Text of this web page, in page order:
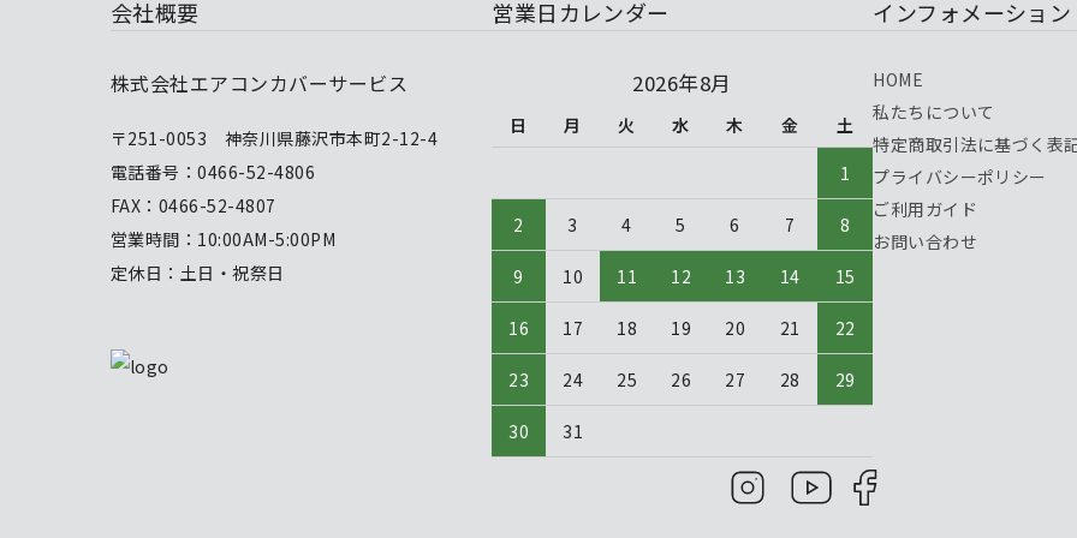
会社概要
株式会社エアコンカバーサービス
〒251-0053 神奈川県藤沢市本町2-12-4
電話番号：0466-52-4806
FAX：0466-52-4807
営業時間：10:00AM-5:00PM
定休日：土日・祝祭日
営業日カレンダー
2026年8月
日 月 火 水 木 金
土
1
2 3 4 5 6 7 8
9 10 11 12 13 14 15
16 17 18 19 20 21 22
23 24 25 26 27 28 29
30 31
インフォメーション
HOME
私たちについて
特定商取引法に基づく表
プライバシーポリシー
ご利用ガイド
お問い合わせ